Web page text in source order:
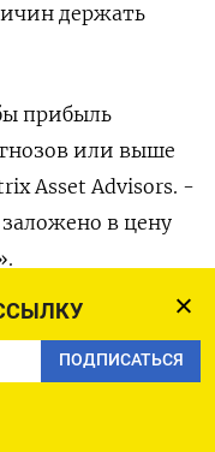
ПОДПИСАТЬСЯ
держать
прибыль
или выше
Asset Advisors. -
в цену
также
PCE -
накануне